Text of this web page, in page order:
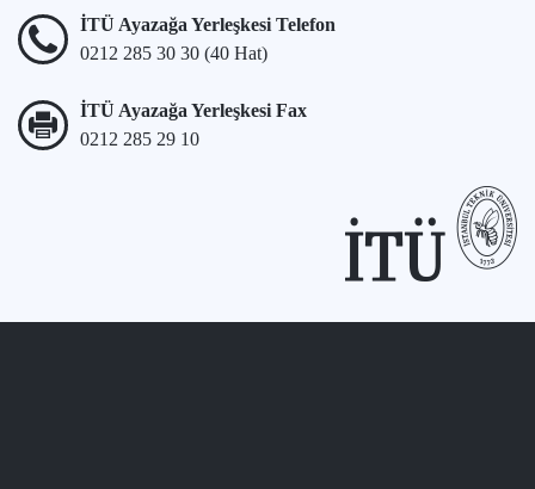
İTÜ Ayazağa Yerleşkesi Telefon
0212 285 30 30 (40 Hat)
İTÜ Ayazağa Yerleşkesi Fax
0212 285 29 10